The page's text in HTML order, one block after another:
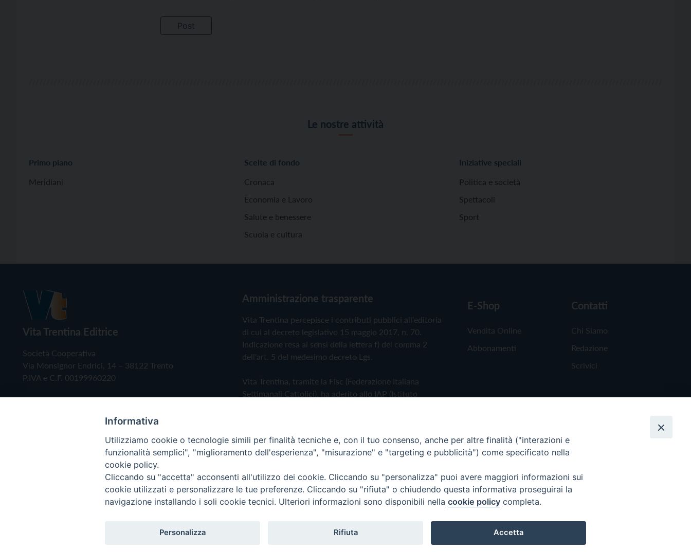
Le nostre attività
Primo piano
Meridiani
Scelte di fondo
Cronaca
Economia e Lavoro
Salute e benessere
Scuola e cultura
Iniziative speciali
Politica e società
Spettacoli
Sport
Vita Trentina Editrice
Società Cooperativa
Via Monsignor Endrici, 14 – 38122 Trento
P.IVA e C.F. 00199960220
Amministrazione trasparente
Vita Trentina percepisce i contributi pubblici all'editoria
di cui al decreto legislativo 15 maggio 2017, n. 70.
Indicazione resa ai sensi della lettera f) del comma 2
dell'art. 5 del medesimo decreto Lgs.
Vita Trentina, tramite la Fisc (Federazione Italiana
Settimanali Cattolici), ha aderito allo IAP (Istituto
Privacy Policy Cookie Policy
E-Shop
Vendita Online
Abbonamenti
Contatti
Chi Siamo
Redazione
Scrivici
Copyright © 2019 - Tutti i diritti riservati - Vita Trentina Editrice
Informativa
Utilizziamo cookie o tecnologie simili per finalità tecniche e, con il tuo consenso, anche per altre finalità ("interazioni e
funzionalità semplici", "miglioramento dell'esperienza", "misurazione" e "targeting e pubblicità") come specificato nella
cookie policy.
Cliccando su "accetta" acconsenti all'utilizzo dei cookie. Cliccando su "personalizza" puoi avere maggiori informazioni sui
cookie utilizzati e personalizzare le tue preferenze. Cliccando su "rifiuta" o chiudendo questa informativa proseguirai la
navigazione installando i soli cookie tecnici. Ulteriori informazioni sono disponibili nella cookie policy completa.
Personalizza Rifiuta Accetta